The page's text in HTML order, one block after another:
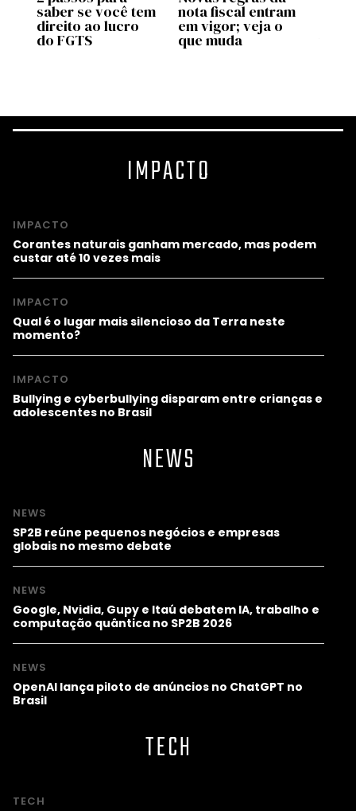
saber se você tem
direito ao lucro
do FGTS
nota fiscal entram
em vigor; veja o
que muda
IMPACTO
IMPACTO
Corantes naturais ganham mercado, mas podem
custar até 10 vezes mais
IMPACTO
Qual é o lugar mais silencioso da Terra neste
momento?
IMPACTO
Bullying e cyberbullying disparam entre crianças e
adolescentes no Brasil
NEWS
NEWS
SP2B reúne pequenos negócios e empresas
globais no mesmo debate
NEWS
Google, Nvidia, Gupy e Itaú debatem IA, trabalho e
computação quântica no SP2B 2026
NEWS
OpenAI lança piloto de anúncios no ChatGPT no
Brasil
TECH
TECH